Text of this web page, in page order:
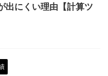
出にくい理由【計算ツ